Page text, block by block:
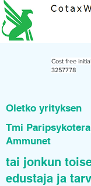
Cost free
3257778
Oletko yrityksen
Tmi
Ammunet
tai jonkun
edustaja ja